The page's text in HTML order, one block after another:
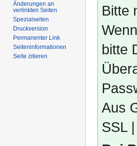
Bitte
bitte
Aus
SSL
Änderungen an
verlinkten Seiten
Spezialseiten
Druckversion
Permanenter Link
Seiten­­informationen
Seite zitieren